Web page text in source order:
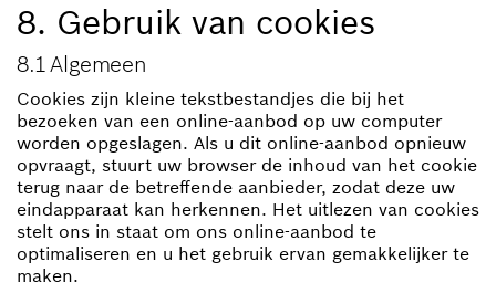
8. Gebruik van cookies
8.1 Algemeen
Cookies zijn kleine tekstbestandjes die bij het
bezoeken van een online-aanbod op uw computer
worden opgeslagen. Als u dit online-aanbod opnieuw
opvraagt, stuurt uw browser de inhoud van het cookie
terug naar de betreffende aanbieder, zodat deze uw
eindapparaat kan herkennen. Het uitlezen van cookies
stelt ons in staat om ons online-aanbod te
optimaliseren en u het gebruik ervan gemakkelijker te
maken.